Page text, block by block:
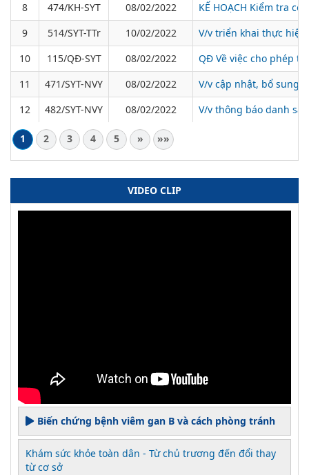
8 474/KH-SYT 08/02/2022
KẾ HOẠCH Kiểm tra
9
514/SYT-TTr 10/02/2022
V/v triển khai thực hiện
10
115/QĐ-SYT 08/02/2022
QĐ Về việc cho phép
11
471/SYT-NVY 08/02/2022
V/v cập nhật, bổ sung
12
482/SYT-NVY 08/02/2022 V/v thông báo danh
1 2 3 4 5 » »»
VIDEO CLIP
Biến chứng bệnh viêm gan B và cách phòng tránh
Khám sức khỏe toàn dân - Từ chủ trương đến đổi thay
từ cơ sở